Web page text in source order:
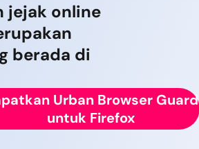
jejak online
berada di
Urban Browser Guard
untuk Firefox